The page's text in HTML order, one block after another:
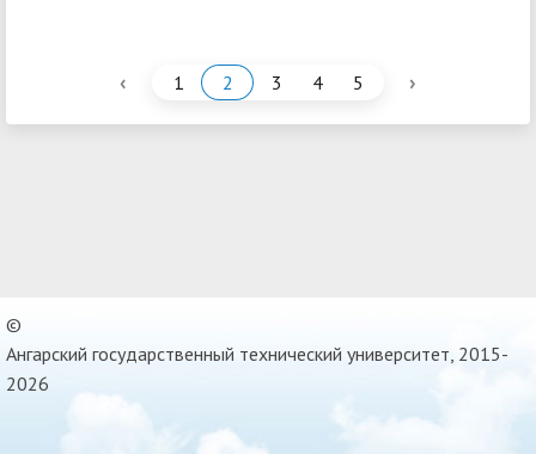
‹ 1 2 3 4 5 ›
©
Ангарский государственный технический университет, 2015-
2026